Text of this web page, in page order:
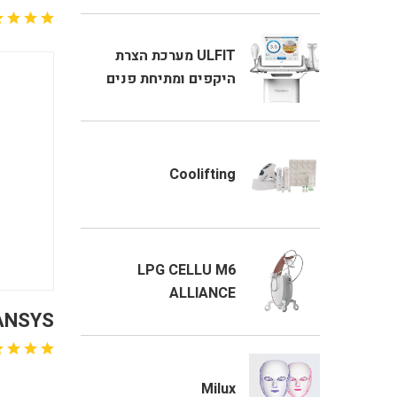
ULFIT מערכת הצרת
היקפים ומתיחת פנים
Coolifting
LPG CELLU M6
ALLIANCE
Milux